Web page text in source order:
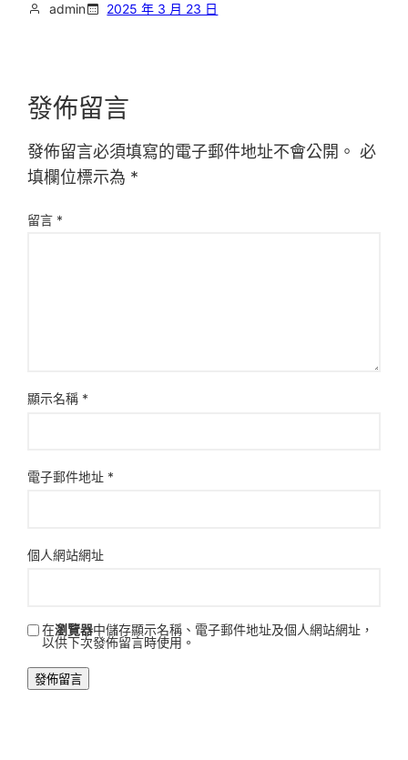
admin 2025 年 3 月 23 日
發佈留言
發佈留言必須填寫的電子郵件地址不會公開。 必
填欄位標示為 *
留言 *
顯示名稱 *
電子郵件地址 *
個人網站網址
在瀏覽器中儲存顯示名稱、電子郵件地址及個人網站網址，
以供下次發佈留言時使用。